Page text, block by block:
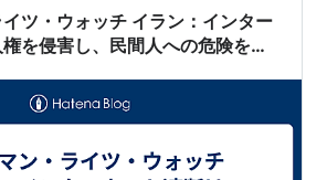
のフィード更新すらままならなく
スフルな…
ツ・ウォッチ イラン：インター
を侵害し、民間人への危険を増